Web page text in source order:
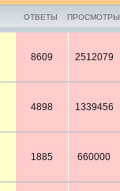
ОТВЕТЫ ПРОСМОТРЫ
8609 2512079
4898 1339456
1885 660000